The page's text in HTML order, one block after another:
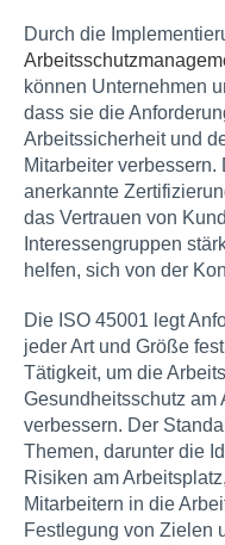
Durch die
können Unternehmen
dass sie die
Arbeitssicherheit und
Mitarbeiter
anerkannte
das Vertrauen von
Interessengruppen
helfen, sich von der
Die ISO 45001 legt
jeder Art und Größe
Tätigkeit, um die
Gesundheitsschutz am
verbessern. Der
Themen, darunter die
Risiken am
Mitarbeitern in die
Festlegung von Zielen